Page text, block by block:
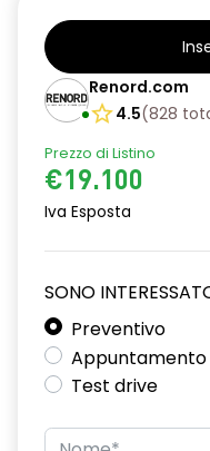
Renord.com
4.5(828
Prezzo di Listino
€19.100
Iva Esposta
SONO
Preventivo
Appuntamento
Test drive